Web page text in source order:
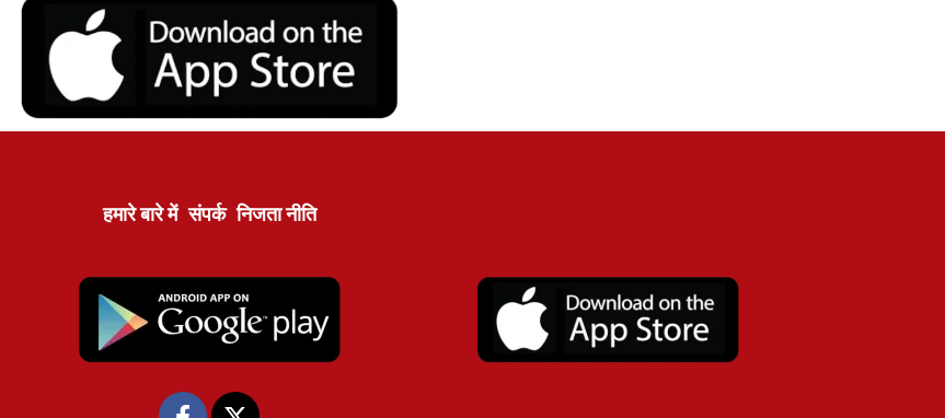
हमारे बारे में संपर्क निजता नीति